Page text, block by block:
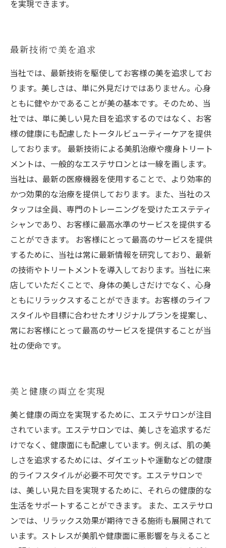
を実現できます。
最新技術で美を追求
当社では、最新技術を駆使してお客様の美を追求してお
ります。美しさは、単に外見だけではありません。心身
ともに健やかであることが美の基本です。そのため、当
社では、単に美しい見た目を追求するのではなく、お客
様の健康にも配慮したトータルビューティーケアを提供
しております。 最新技術による美肌治療や痩身トリート
メントは、一般的なエステサロンとは一線を画します。
当社は、最新の医療機器を使用することで、より効率的
かつ効果的な治療を提供しております。また、当社のス
タッフは全員、専門のトレーニングを受けたエステティ
シャンであり、お客様に最高水準のサービスを提供する
ことができます。 お客様にとって最高のサービスを提供
するために、当社は常に最新情報を研究しており、最新
の技術やトリートメントを導入しております。当社に来
店していただくことで、身体の美しさだけでなく、心身
ともにリラックスすることができます。お客様のライフ
スタイルや目標に合わせたオリジナルプランを提案し、
常にお客様にとって最高のサービスを提供することが当
社の使命です。
美と健康の両立を実現
美と健康の両立を実現するために、エステサロンが注目
されています。エステサロンでは、美しさを追求するだ
けでなく、健康面にも配慮しています。例えば、肌の美
しさを追求するためには、ダイエットや運動などの健康
的ライフスタイルが必要不可欠です。エステサロンで
は、美しい見た目を実現するために、それらの健康的な
生活をサポートすることができます。 また、エステサロ
ンでは、リラックス効果が期待できる施術も展開されて
います。ストレスが美肌や健康面に悪影響を与えること